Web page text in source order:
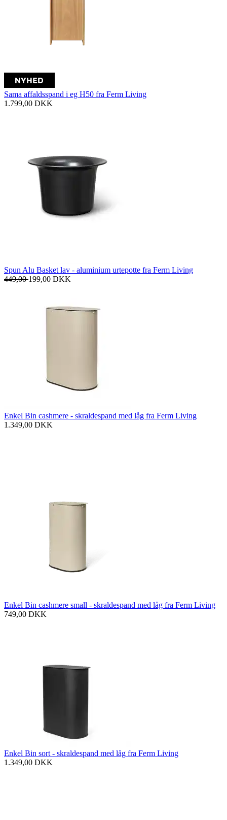
Sama affaldsspand i eg H50 fra Ferm Living
1.799,00 DKK
Spun Alu Basket lav - aluminium urtepotte fra Ferm Living
449,00199,00 DKK
Enkel Bin cashmere - skraldespand med låg fra Ferm Living
1.349,00 DKK
Enkel Bin cashmere small - skraldespand med låg fra Ferm Living
749,00 DKK
Enkel Bin sort - skraldespand med låg fra Ferm Living
1.349,00 DKK